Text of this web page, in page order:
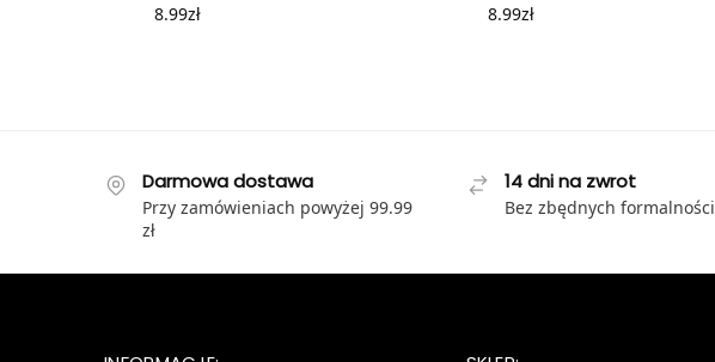
8.99zł 8.99zł
Darmowa dostawa
Przy zamówieniach powyżej 99.99
zł
14 dni na zwrot
Bez zbędnych formalności